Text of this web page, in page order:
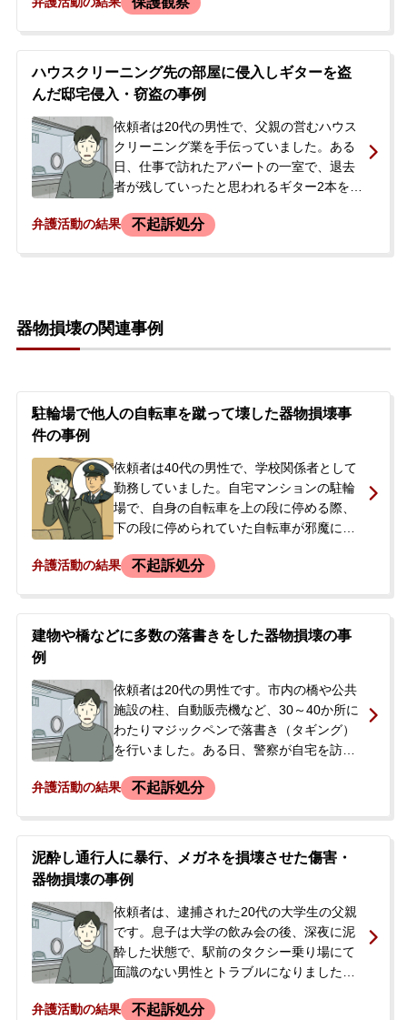
万円にのぼるとみられています。店の防犯
者から清掃代や防犯対策費用などを含めて
総額118万円を請求され、母親が支払いを
約束する念書を書かされました。少年には
窃盗等による保護観察歴があり、その期間
が終了して間もない再犯であったため、母
親は今後の刑事手続きや重い処分への不安
から、当事務所に相談に来られました。
ハウスクリーニング先の部屋に侵入しギターを盗
んだ邸宅侵入・窃盗の事例
依頼者は20代の男性で、父親の営むハウス
クリーニング業を手伝っていました。ある
日、仕事で訪れたアパートの一室で、退去
者が残していったと思われるギター2本を発
を離れましたが、価値のあるギターだと知
た。依頼者は発覚を恐れ、盗んだギターを
遺棄し、共犯者とのLINE履歴を削除するな
逮捕されました。逮捕の知らせを受けた依
頼者のご両親が、息子の早期の身柄解放と
来られました。
弁護活動の結果 不起訴処分
器物損壊の関連事例
駐輪場で他人の自転車を蹴って壊した器物損壊事
件の事例
依頼者は40代の男性で、学校関係者として
勤務していました。自宅マンションの駐輪
場で、自身の自転車を上の段に停める際、
下の段に停められていた自転車が邪魔にな
てその自転車を蹴り、破損させました。<br
者は心当たりがあると答えたところ、警察
署への出頭を求められました。逮捕や事件
談を強く希望し、当事務所へ相談に来られ
ました。
弁護活動の結果 不起訴処分
建物や橋などに多数の落書きをした器物損壊の事
例
依頼者は20代の男性です。市内の橋や公共
施設の柱、自動販売機など、30～40か所に
わたりマジックペンで落書き（タギング）
を行いました。ある日、警察が自宅を訪
けました。依頼者は犯行を認め、携帯電話
ことや、実名報道の可能性も示唆されたた
め、今後の刑事罰や報道への不安から、ご
両親とともに弊所へ相談に来られました。
弁護活動の結果 不起訴処分
泥酔し通行人に暴行、メガネを損壊させた傷害・
器物損壊の事例
依頼者は、逮捕された20代の大学生の父親
です。息子は大学の飲み会の後、深夜に泥
酔した状態で、駅前のタクシー乗り場にて
面識のない男性とトラブルになりました。
加え、全治1週間の怪我を負わせた上、かけ
弁護活動の結果 不起訴処分